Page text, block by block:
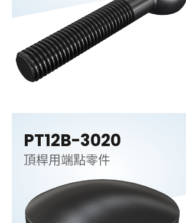
PT12B-3020
頂桿用端點零件